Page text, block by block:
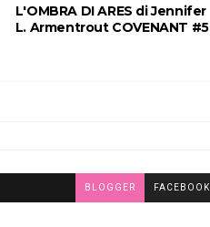
L'OMBRA DI ARES di Jennifer
L. Armentrout COVENANT #5
BLOGGER FACEBOOK